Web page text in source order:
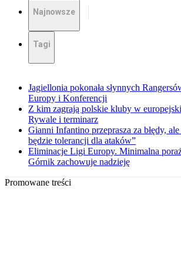
Najnowsze
Tagi
Jagiellonia pokonała słynnych
Europy i Konferencji
Z kim zagrają polskie kluby w
Rywale i terminarz
Gianni Infantino przeprasza za błędy,
będzie tolerancji dla ataków”
Eliminacje Ligi Europy. Minimalna
Górnik zachowuje nadzieję
Promowane treści